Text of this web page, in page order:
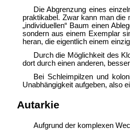
Die Abgrenzung eines
praktikabel. Zwar kann man die
„individuellen“ Baum einen
sondern aus einem Exemplar
heran, die eigentlich einem
Durch die Möglichkeit des
dort durch einen anderen,
Bei Schleimpilzen und
Unabhängigkeit aufgeben, also
Autarkie
Aufgrund der komplexen